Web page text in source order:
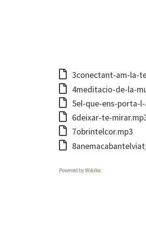
3conectant-am-la-
4meditacio-de-la-
5el-que-ens-porta-
6deixar-te-
7obrintelcor.mp3
Powered byWikiloc